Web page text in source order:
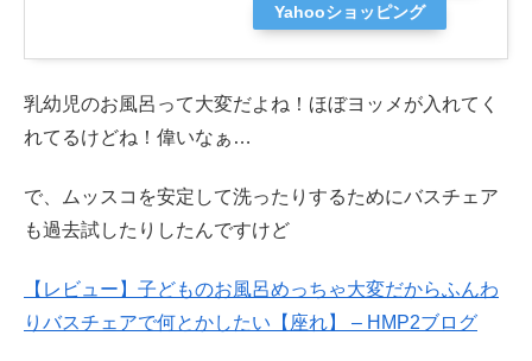
Yahooショッピング
乳幼児のお風呂って大変だよね！ほぼヨッメが入れてく
れてるけどね！偉いなぁ…
で、ムッスコを安定して洗ったりするためにバスチェア
も過去試したりしたんですけど
【レビュー】子どものお風呂めっちゃ大変だからふんわ
りバスチェアで何とかしたい【座れ】 – HMP2ブログ